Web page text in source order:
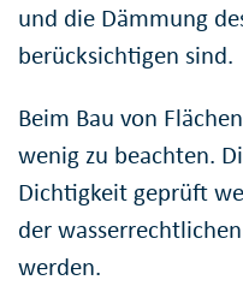
und die Dämmung
berücksichtigen sind.
Beim Bau von
wenig zu beachten.
Dichtigkeit geprüft
der
werden.